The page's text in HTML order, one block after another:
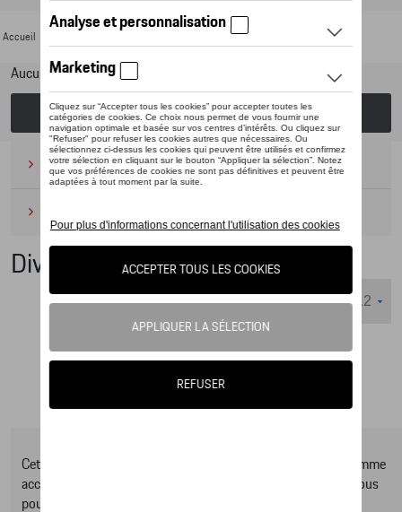
Accueil > Divers
Aucun modèle sélectionné (Tout afficher)
Choisissez un modèle
Camping(2)
Divers
Nombre d'éléments affichés :
Cet online shop vous présente une sélection d’articles de la gamme
accessoires Tequipment, pour découvrir la gamme complète vous
pouvez consulter notre Moteur de recherche d’accessoires